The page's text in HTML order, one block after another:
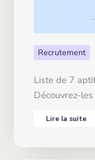
Recrutement
Liste de 7
Découvrez-les
Lire la suite